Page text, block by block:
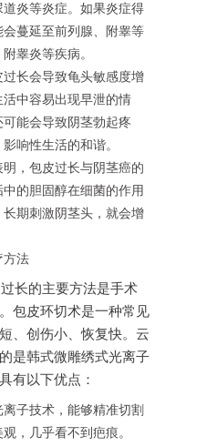
炎等炎症。如果炎症得
蔓延至前列腺、附睾等
睾炎等疾病。
过长会导致龟头敏感度增
中容易出现早泄的情
能会导致阴茎勃起疼
响性生活的和谐。
明，包皮过长与阴茎癌的
的胆固醇在细菌的作用
期刺激阴茎头，就会增
方法
长的主要方法是手术
包皮环切术是一种常见
、创伤小、恢复快。云
是韩式微雕绣式光离子
有以下优点：
离子技术，能够精准切割
，几乎看不到疤痕。